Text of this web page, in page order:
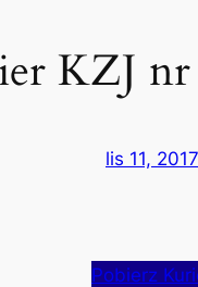
KZJ nr
lis 11, 2017
Pobierz